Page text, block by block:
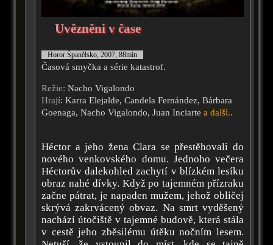
Uvězněni v čase
Horor Španělsko, 2007, 88min
Časová smyčka a série katastrof.
Režie: Nacho Vigalondo
Hrají: Karra Elejalde, Candela Fernández, Bárbara
Goenaga, Nacho Vigalondo, Juan Inciarte a další..
Héctor a jeho žena Clara se přestěhovali do
nového venkovského domu. Jednoho večera
Héctorův dalekohled zachytí v blízkém lesíku
obraz nahé dívky. Když po tajemném přízraku
začne pátrat, je napaden mužem, jehož obličej
skrývá zakrvácený obvaz. Na smrt vyděšený
nachází útočiště v tajemné budově, která stála
v cestě jeho zběsilému útěku nočním lesem.